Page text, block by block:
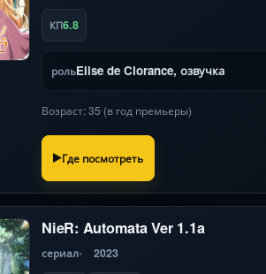
КП6.8
рольElise de Clorance, озвучка
Возраст: 35 (в год премьеры)
Где посмотреть
NieR: Automata Ver 1.1a
сериал 2023